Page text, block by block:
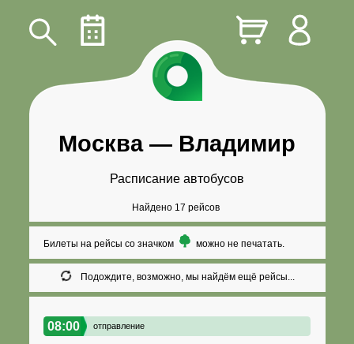
Москва— Владимир
Расписание автобусов
Найдено 17 рейсов
Билеты на рейсы со значком можно не печатать.
Подождите, возможно, мы найдём ещё рейсы...
08:00 отправление